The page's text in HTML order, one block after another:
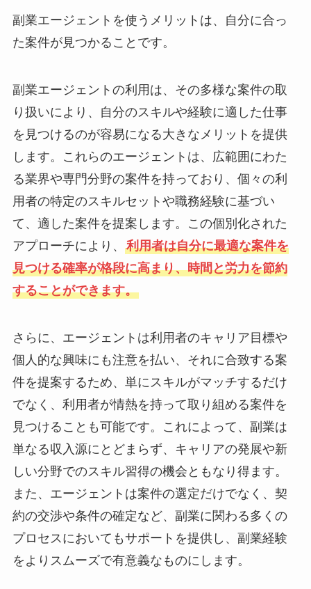
副業エージェントを使うメリットは、自分に合っ
た案件が見つかることです。
副業エージェントの利用は、その多様な案件の取
り扱いにより、自分のスキルや経験に適した仕事
を見つけるのが容易になる大きなメリットを提供
します。これらのエージェントは、広範囲にわた
る業界や専門分野の案件を持っており、個々の利
用者の特定のスキルセットや職務経験に基づい
て、適した案件を提案します。この個別化された
アプローチにより、 利用者は自分に最適な案件を
見つける確率が格段に高まり、時間と労力を節約
することができます。
さらに、エージェントは利用者のキャリア目標や
個人的な興味にも注意を払い、それに合致する案
件を提案するため、単にスキルがマッチするだけ
でなく、利用者が情熱を持って取り組める案件を
見つけることも可能です。これによって、副業は
単なる収入源にとどまらず、キャリアの発展や新
しい分野でのスキル習得の機会ともなり得ます。
また、エージェントは案件の選定だけでなく、契
約の交渉や条件の確定など、副業に関わる多くの
プロセスにおいてもサポートを提供し、副業経験
をよりスムーズで有意義なものにします。